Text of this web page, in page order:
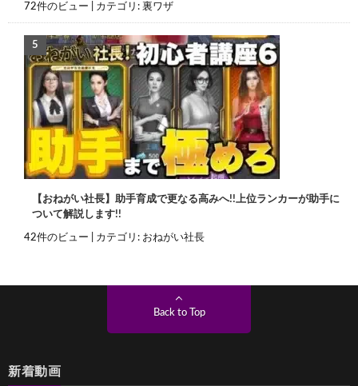
72件のビュー カテゴリ: 裏ワザ
【おねがい社長】助手育成で更なる高みへ!!上位ランカーが助手に
ついて解説します!!
42件のビュー カテゴリ: おねがい社長
Back to Top
新着動画